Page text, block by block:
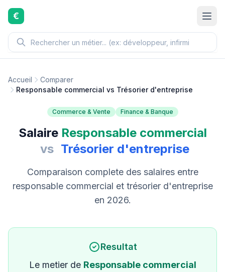
Aller au contenu principal
€
Accueil
Comparer
Responsable commercial vs Trésorier d'entreprise
Commerce & Vente Finance & Banque
Salaire Responsable commercial
vs Trésorier d'entreprise
Comparaison complete des salaires entre
responsable commercial et trésorier d'entreprise
en 2026.
Resultat
Le metier de Responsable commercial